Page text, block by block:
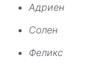
Адриен
Солен
Феликс